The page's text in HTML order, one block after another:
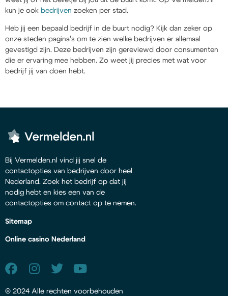
kun je ook bedrijven zoeken per stad.
Heb jij een bepaald bedrijf in de buurt nodig? Kijk dan zeker op
onze steden pagina’s om te zien welke bedrijven er allemaal
gevestigd zijn. Deze bedrijven zijn gereviewd door consumenten
die er ervaring mee hebben. Zo weet jij precies met wat voor
bedrijf jij van doen hebt.
Bij Vermelden.nl vind jij snel de
contactopties van bedrijven door heel
Nederland. Zoek het bedrijf op dat jij
nodig hebt en kies een van de
contactopties om contact op te nemen.
Sitemap
Online casino Nederland
© 2024 Alle rechten voorbehouden